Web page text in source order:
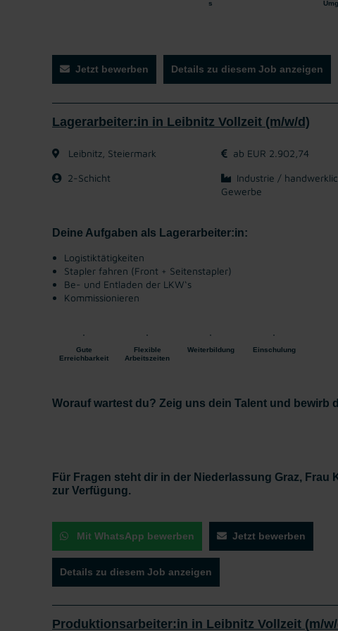
s
Jetzt bewerben Details zu diesem Job anzeigen
Lagerarbeiter:in in Leibnitz Vollzeit (m/w/d)
Leibnitz, Steiermark ab EUR 2.902,74
2-Schicht
Industrie /
Gewerbe
Deine Aufgaben als Lagerarbeiter:in:
Logistiktätigkeiten
Stapler fahren (Front + Seitenstapler)
Be- und Entladen der LKW‘s
Kommissionieren
Gute
Erreichbarkeit
Flexible
Arbeitszeiten
Weiterbildung Einschulung
Worauf wartest du? Zeig uns dein Talent und bewirb
Für Fragen steht dir in der Niederlassung Graz, Frau
zur Verfügung.
Mit WhatsApp bewerben Jetzt bewerben
Details zu diesem Job anzeigen
Produktionsarbeiter:in in Leibnitz Vollzeit (m/